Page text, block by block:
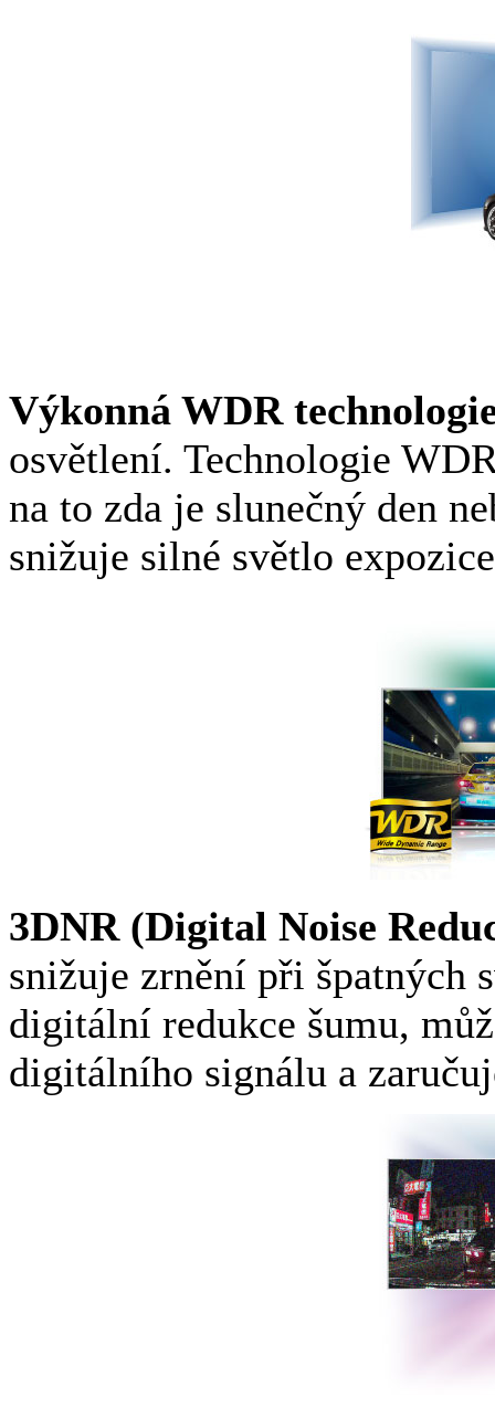
Výkonná WDR
osvětlení. Technologie
na to zda je slunečný den
snižuje silné světlo
3DNR (Digital Noise
snižuje zrnění při špatných
digitální redukce šumu,
digitálního signálu a